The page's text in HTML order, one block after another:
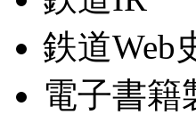
鉄道Web
電子書籍